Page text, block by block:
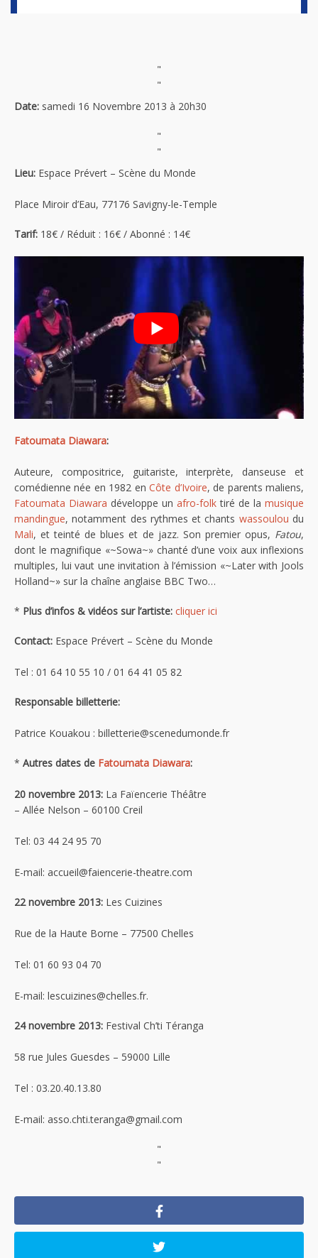
"
"
Date: samedi 16 Novembre 2013 à 20h30
"
"
Lieu: Espace Prévert – Scène du Monde
Place Miroir d’Eau, 77176 Savigny-le-Temple
Tarif: 18€ / Réduit : 16€ / Abonné : 14€
Fatoumata Diawara:
Auteure, compositrice, guitariste, interprète, danseuse et
comédienne née en 1982 enCôte d’Ivoire, de parents maliens,
Fatoumata Diawara développe un afro-folk tiré de la musique
mandingue, notamment des rythmes et chants wassoulou du
Mali, et teinté de blues et de jazz. Son premier opus, Fatou,
dont le magnifique «~Sowa~» chanté d’une voix aux inflexions
multiples, lui vaut une invitation à l’émission «~Later with Jools
Holland~» sur la chaîne anglaise BBC Two…
* Plus d’infos & vidéos sur l’artiste: cliquer ici
Contact: Espace Prévert – Scène du Monde
Tel : 01 64 10 55 10 / 01 64 41 05 82
Responsable billetterie:
Patrice Kouakou : billetterie@scenedumonde.fr
* Autres dates de Fatoumata Diawara:
20 novembre 2013: La Faïencerie Théâtre
– Allée Nelson – 60100 Creil
Tel: 03 44 24 95 70
E-mail: accueil@faiencerie-theatre.com
22 novembre 2013: Les Cuizines
Rue de la Haute Borne – 77500 Chelles
Tel: 01 60 93 04 70
E-mail: lescuizines@chelles.fr.
24 novembre 2013: Festival Ch’ti Téranga
58 rue Jules Guesdes – 59000 Lille
Tel : 03.20.40.13.80
E-mail: asso.chti.teranga@gmail.com
"
"